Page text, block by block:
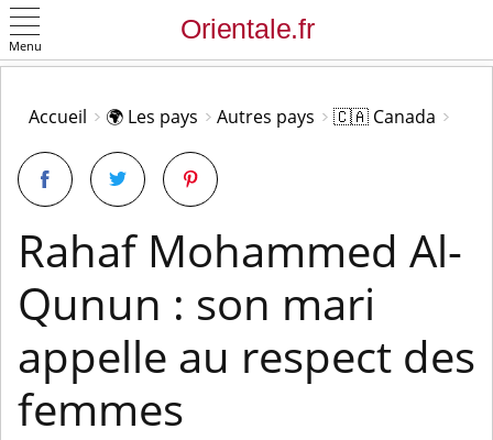
Menu
Accueil 🌍 Les pays Autres pays 🇨🇦 Canada
Rahaf Mohammed Al-
Qunun : son mari
appelle au respect des
femmes